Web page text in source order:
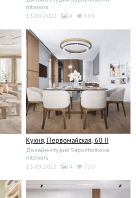
interiors
13.09.2022
4 593
Кухня, Первомайская, 60 II
Дизайн-студия Sapozhnikova
interiors
13.09.2022
4 720